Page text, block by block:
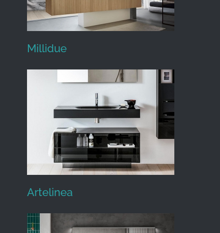
Millidue
Millidue
Artelinea